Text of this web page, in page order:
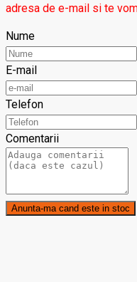
adresa de e-mail si te
Nume
E-mail
Telefon
Comentarii
Anunta-ma cand este in stoc